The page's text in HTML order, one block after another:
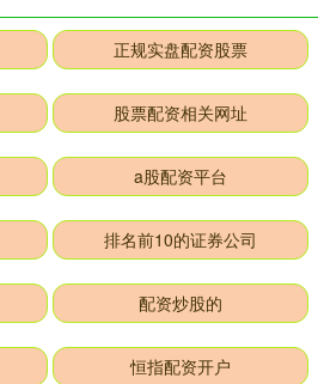
正规实盘配资股票
股票配资相关网址
a股配资平台
排名前10的证券公司
配资炒股的
恒指配资开户